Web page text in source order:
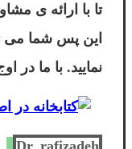
تا با ارائه ی
این پس شما می
نمایید. با ما در
Dr_rafizadeh